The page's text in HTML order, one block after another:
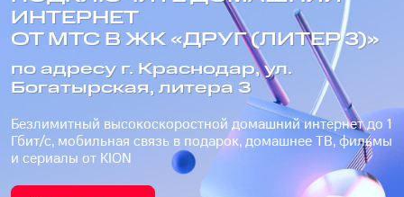
ИНТЕРНЕТ
ОТ МТС В ЖК «ДРУГ (ЛИТЕР 3)»
по адресу г. Краснодар, ул.
Богатырская, литера 3
Безлимитный высокоскоростной домашний интернет до 1
Гбит/с, мобильная связь в подарок, домашнее ТВ, фильмы
и сериалы от KION